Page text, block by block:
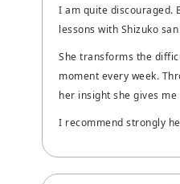
I am quite discouraged.
lessons with Shizuko
She transforms the
moment every week.
her insight she gives
I recommend strongly